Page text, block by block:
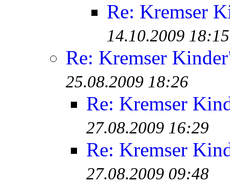
Re: Kremser
14.10.2009 18:15
Re: Kremser
25.08.2009 18:26
Re: Kremser
27.08.2009 16:29
Re: Kremser
27.08.2009 09:48